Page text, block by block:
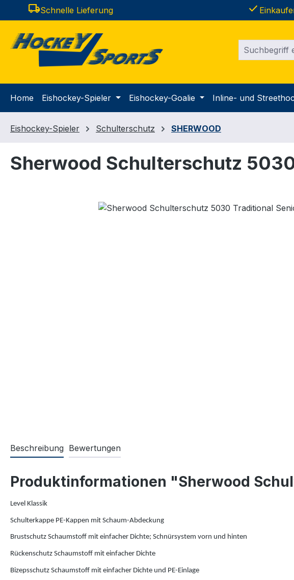
Hauptinhalt springen
Zur Suche springen
Zur Hauptnavigation springen
local_shippingSchnelle Lieferung done
Home Eishockey-Spieler Eishockey-Goalie Inline- und
Eishockey-Spieler Schulterschutz SHERWOOD
Sherwood Schulterschutz
Bildergalerie überspringen
Beschreibung Bewertungen
Produktinformationen "Sherwood
Level Klassik
Schulterkappe PE-Kappen mit Schaum-Abdeckung
Brustschutz Schaumstoff mit einfacher Dichte; Schnürsystem vorn und hinten
Rückenschutz Schaumstoff mit einfacher Dichte
Bizepsschutz Schaumstoff mit einfacher Dichte und PE-Einlage